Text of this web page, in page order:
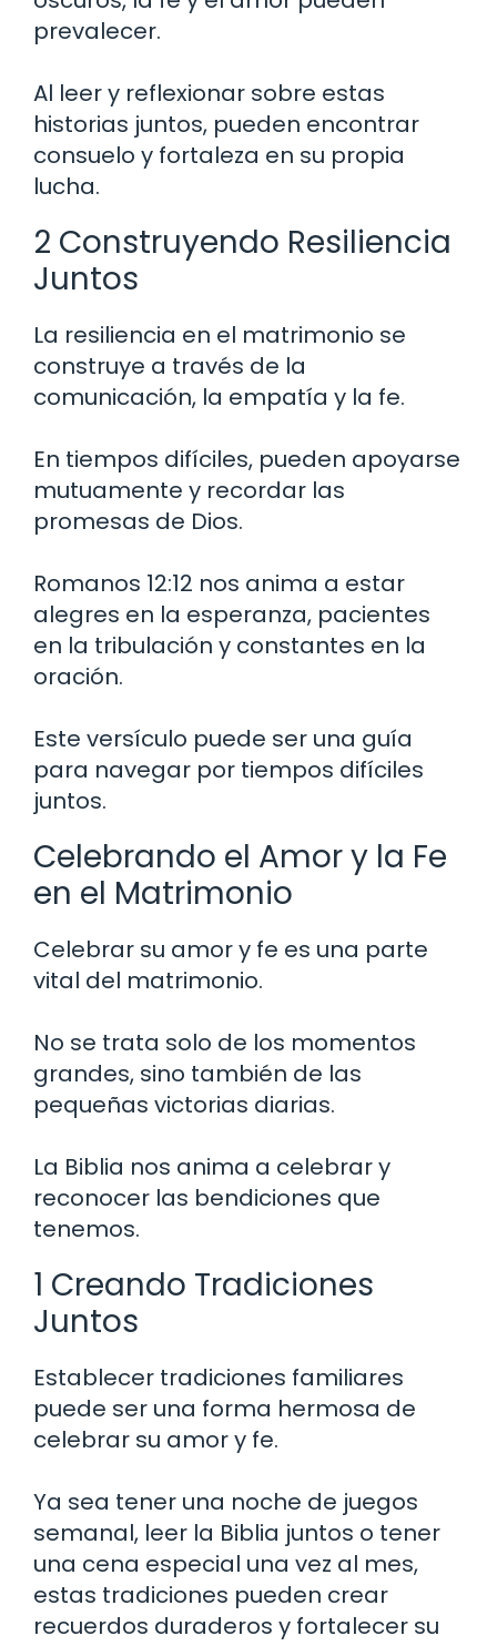
prevalecer.
Al leer y reflexionar sobre estas
historias juntos, pueden encontrar
consuelo y fortaleza en su propia
lucha.
2 Construyendo Resiliencia
Juntos
La resiliencia en el matrimonio se
construye a través de la
comunicación, la empatía y la fe.
En tiempos difíciles, pueden apoyarse
mutuamente y recordar las
promesas de Dios.
Romanos 12:12 nos anima a estar
alegres en la esperanza, pacientes
en la tribulación y constantes en la
oración.
Este versículo puede ser una guía
para navegar por tiempos difíciles
juntos.
Celebrando el Amor y la Fe
en el Matrimonio
Celebrar su amor y fe es una parte
vital del matrimonio.
No se trata solo de los momentos
grandes, sino también de las
pequeñas victorias diarias.
La Biblia nos anima a celebrar y
reconocer las bendiciones que
tenemos.
1 Creando Tradiciones
Juntos
Establecer tradiciones familiares
puede ser una forma hermosa de
celebrar su amor y fe.
Ya sea tener una noche de juegos
semanal, leer la Biblia juntos o tener
una cena especial una vez al mes,
estas tradiciones pueden crear
recuerdos duraderos y fortalecer su